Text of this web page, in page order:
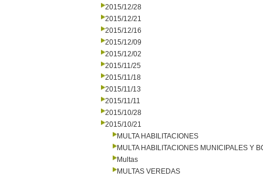
2015/12/28
2015/12/21
2015/12/16
2015/12/09
2015/12/02
2015/11/25
2015/11/18
2015/11/13
2015/11/11
2015/10/28
2015/10/21
MULTA HABILITACIONES
MULTA HABILITACIONES MUNICIPALES Y
Multas
MULTAS VEREDAS